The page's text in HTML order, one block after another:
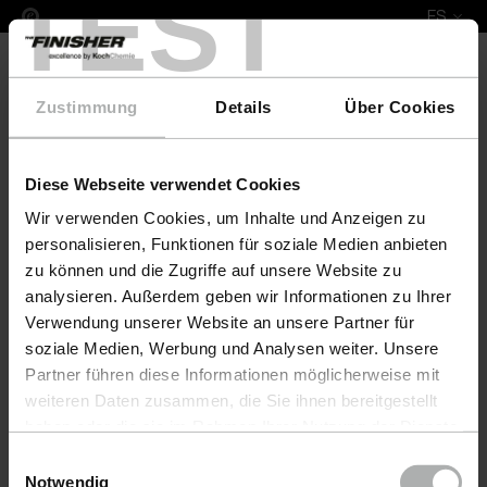
TEST
Zustimmung Details Über Cookies
Diese Webseite verwendet Cookies
Wir verwenden Cookies, um Inhalte und Anzeigen zu
personalisieren, Funktionen für soziale Medien anbieten
zu können und die Zugriffe auf unsere Website zu
analysieren. Außerdem geben wir Informationen zu Ihrer
Verwendung unserer Website an unsere Partner für
soziale Medien, Werbung und Analysen weiter. Unsere
Partner führen diese Informationen möglicherweise mit
weiteren Daten zusammen, die Sie ihnen bereitgestellt
Einstellungen zu den Cookies finden Sie unter
Notwendig
ES
Leather Fresh Set XL COR